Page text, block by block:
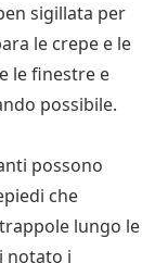
sigillata per
le crepe e le
le finestre e
possibile.
possono
che
lungo le
notato i